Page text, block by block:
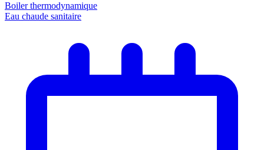
Boiler thermodynamique
Eau chaude sanitaire